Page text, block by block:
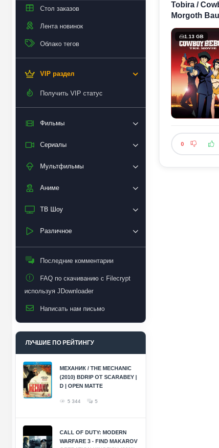
Стол заказов
Лента новинок
Облако тегов
VIP раздел
Получить VIP статус
Фильмы
Сериалы
Мультфильмы
Аниме
ТВ Шоу
Различное
Последние комментарии
FAQ по скачиванию с Filecrypt
используя JDownloader
Написать нам письмо
ЛУЧШИЕ ПО РЕЙТИНГУ
МЕХАНИК / THE MECHANIC
(2010) BDRIP ОТ SCARABEY |
D | OPEN MATTE
5 344 5
CALL OF DUTY: MODERN
WARFARE 3 - FIND MAKAROV
Tobira /
Morgoth
1.13 GB
0